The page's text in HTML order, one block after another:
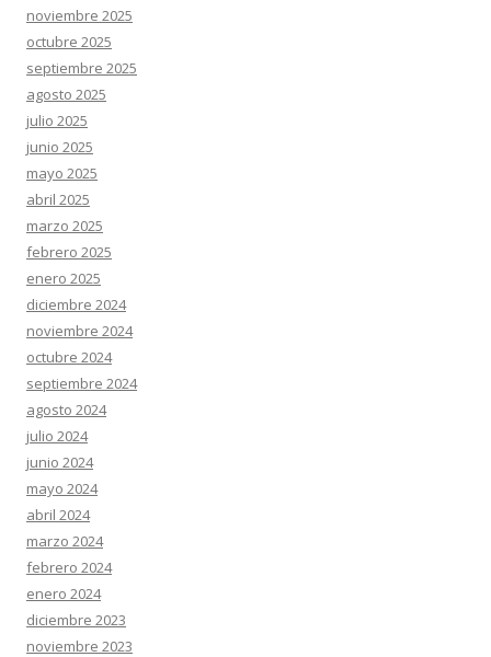
noviembre 2025
octubre 2025
septiembre 2025
agosto 2025
julio 2025
junio 2025
mayo 2025
abril 2025
marzo 2025
febrero 2025
enero 2025
diciembre 2024
noviembre 2024
octubre 2024
septiembre 2024
agosto 2024
julio 2024
junio 2024
mayo 2024
abril 2024
marzo 2024
febrero 2024
enero 2024
diciembre 2023
noviembre 2023